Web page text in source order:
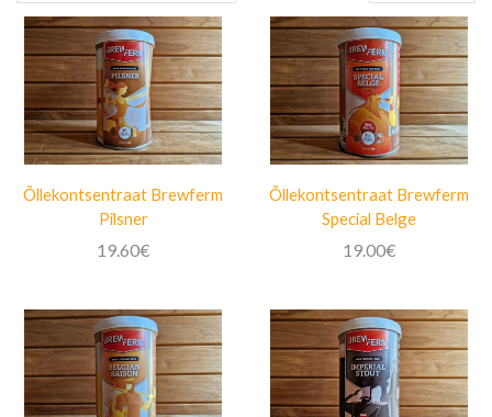
Õllekontsentraat Brewferm
Pilsner
19.60€
Õllekontsentraat Brewferm
Special Belge
19.00€